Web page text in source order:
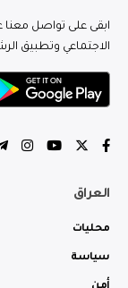
ابقى على تواصل معنا
الاجتماعي وتطبيق
العراق
محليات
سياسة